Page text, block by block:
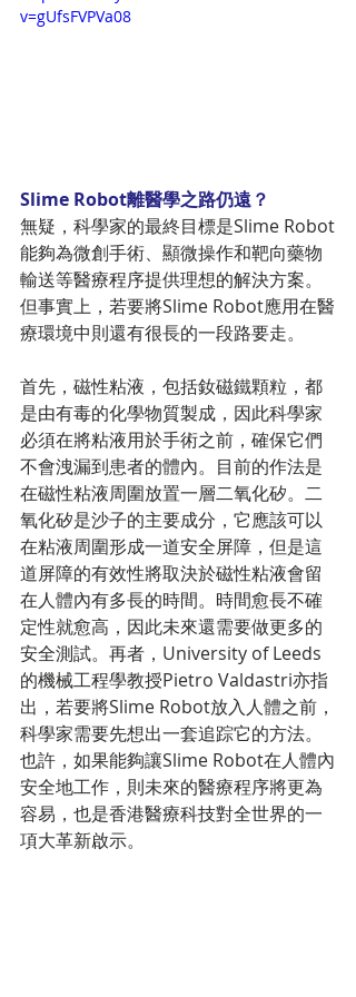
v=gUfsFVPVa08
Slime Robot離醫學之路仍遠？
無疑，科學家的最終目標是Slime Robot
能夠為微創手術、顯微操作和靶向藥物
輸送等醫療程序提供理想的解決方案。
但事實上，若要將Slime Robot應用在醫
療環境中則還有很長的一段路要走。
首先，磁性粘液，包括釹磁鐵顆粒，都
是由有毒的化學物質製成，因此科學家
必須在將粘液用於手術之前，確保它們
不會洩漏到患者的體內。目前的作法是
在磁性粘液周圍放置一層二氧化矽。二
氧化矽是沙子的主要成分，它應該可以
在粘液周圍形成一道安全屏障，但是這
道屏障的有效性將取決於磁性粘液會留
在人體內有多長的時間。時間愈長不確
定性就愈高，因此未來還需要做更多的
安全測試。再者，University of Leeds
的機械工程學教授Pietro Valdastri亦指
出，若要將Slime Robot放入人體之前，
科學家需要先想出一套追踪它的方法。
也許，如果能夠讓Slime Robot在人體內
安全地工作，則未來的醫療程序將更為
容易，也是香港醫療科技對全世界的一
項大革新啟示。